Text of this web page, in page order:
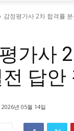
감정평가사 2차 합격률
가사
답안
2026년 05월 14일